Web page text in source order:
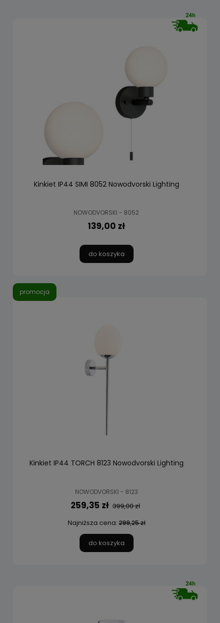
Kinkiet IP44 SIMI 8052 Nowodvorski Lighting
NOWODVORSKI - 8052
139,00 zł
do koszyka
Kinkiet IP44 TORCH 8123 Nowodvorski Lighting
NOWODVORSKI - 8123
259,35 zł 399,00 zł
Najniższa cena:299,25 zł
do koszyka
promocja